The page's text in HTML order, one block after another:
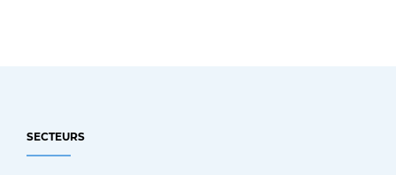
SECTEURS